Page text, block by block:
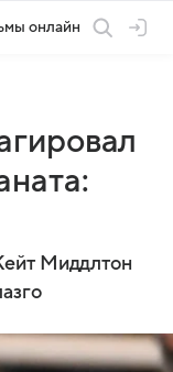
онлайн
Миддлтон